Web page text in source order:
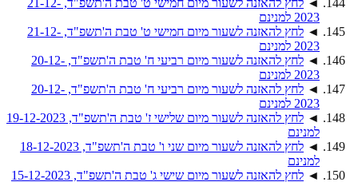
◄
לחץ להאזנה לשעור מיום חמישי ט' טבת ה'תשפ"ד, 21-12-
2023 למנינם
◄
לחץ להאזנה לשעור מיום חמישי ט' טבת ה'תשפ"ד, 21-12-
2023 למנינם
◄
לחץ להאזנה לשעור מיום רביעי ח' טבת ה'תשפ"ד, 20-12-
2023 למנינם
◄
לחץ להאזנה לשעור מיום רביעי ח' טבת ה'תשפ"ד, 20-12-
2023 למנינם
◄
לחץ להאזנה לשעור מיום שלישי ז' טבת ה'תשפ"ד, 19-12-2023
למנינם
◄
לחץ להאזנה לשעור מיום שני ו' טבת ה'תשפ"ד, 18-12-2023
למנינם
◄
לחץ להאזנה לשעור מיום שישי ג' טבת ה'תשפ"ד, 15-12-2023